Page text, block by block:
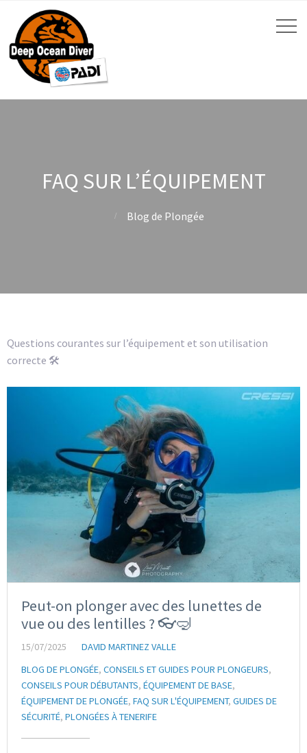
FAQ SUR L’ÉQUIPEMENT
Blog de Plongée
Questions courantes sur l’équipement et son utilisation
correcte 🛠
Peut-on plonger avec des lunettes de
vue ou des lentilles ? 👓🤿
15/07/2025
DAVID MARTINEZ VALLE
BLOG DE PLONGÉE, CONSEILS ET GUIDES POUR PLONGEURS,
CONSEILS POUR DÉBUTANTS, ÉQUIPEMENT DE BASE,
ÉQUIPEMENT DE PLONGÉE, FAQ SUR L'ÉQUIPEMENT, GUIDES DE
SÉCURITÉ, PLONGÉES À TENERIFE